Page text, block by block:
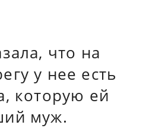
что на
у нее есть
которую ей
муж.